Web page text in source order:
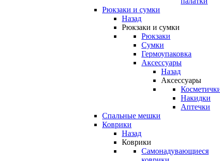
Рюкзаки и сумки
Назад
Рюкзаки и сумки
Рюкзаки
Сумки
Гермоупаковка
Аксессуары
Назад
Аксессуары
Накидки
Аптечки
Спальные мешки
Коврики
Назад
Коврики
Самонадувающиеся